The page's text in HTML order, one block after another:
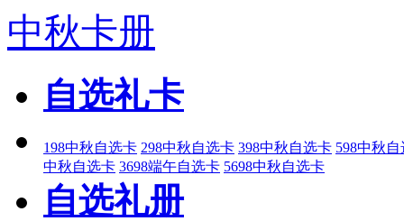
中秋卡册
自选礼卡
198中秋自选卡 298中秋自选卡 398中秋自选卡 598中秋
中秋自选卡 3698端午自选卡 5698中秋自选卡
自选礼册